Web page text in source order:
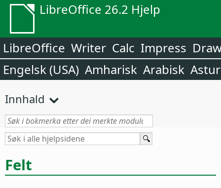
LibreOffice 26.2 Hjelp
LibreOffice Writer Calc Impress
Engelsk (USA) Amharisk Arabisk
Innhald
Felt